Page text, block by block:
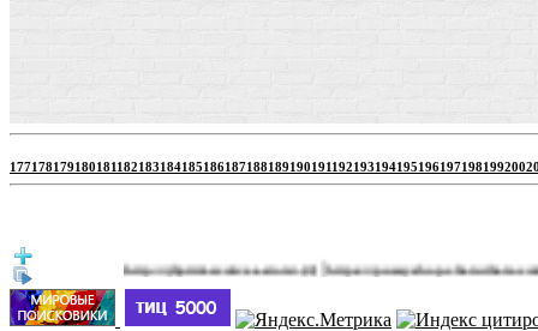
177178179180181182183184185186187188189190191192193194195196197198199200
http://jbprimecurves.store/(3)|https://pussyshop.chaturbate.com/male-